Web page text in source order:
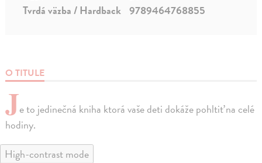
O TITULE
Je to jedinečná kniha ktorá vaše deti dokáže pohltiť na celé
hodiny.
Tvrdá väzba / Hardback 9789464768855
High-contrast mode